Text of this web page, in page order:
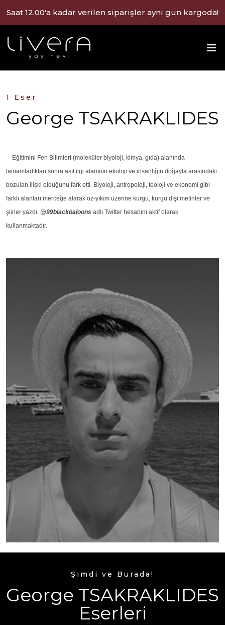
Saat 12.00'a kadar verilen siparişler aynı gün kargoda!
1 Eser
George TSAKRAKLIDES
Eğitimini Fen Bilimleri (moleküler biyoloji, kimya, gıda) alanında
tamamladıktan sonra asıl ilgi alanının ekoloji ve insanlığın doğayla arasındaki
bozulan ilişki olduğunu fark etti. Biyoloji, antropoloji, teoloji ve ekonomi gibi
farklı alanları merceğe alarak öz-yıkım üzerine kurgu, kurgu dışı metinler ve
şiirler yazdı. @99blackbaloons adlı Twitter hesabını aktif olarak
kullanmaktadır.
Şimdi ve Burada!
George TSAKRAKLIDES
Eserleri